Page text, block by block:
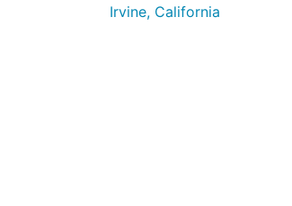
Irvine, California